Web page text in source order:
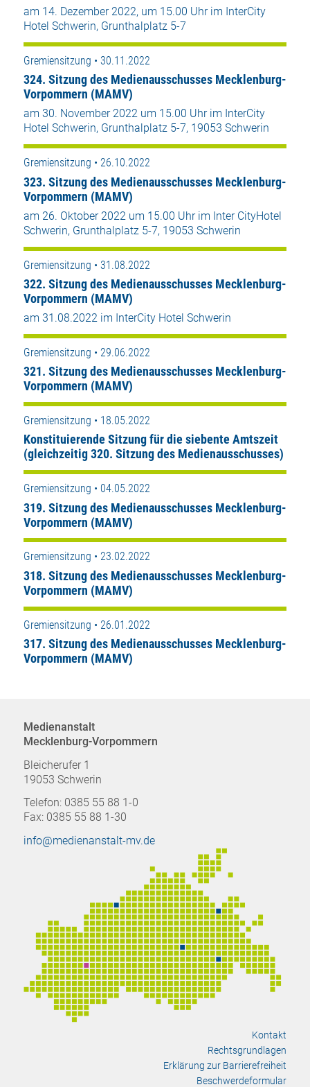
am 14. Dezember 2022, um 15.00 Uhr im InterCity
Hotel Schwerin, Grunthalplatz 5-7
Gremiensitzung • 30.11.2022
324. Sitzung des Medienausschusses Mecklenburg-
Vorpommern (MAMV)
am 30. November 2022 um 15.00 Uhr im InterCity
Hotel Schwerin, Grunthalplatz 5-7, 19053 Schwerin
Gremiensitzung • 26.10.2022
323. Sitzung des Medienausschusses Mecklenburg-
Vorpommern (MAMV)
am 26. Oktober 2022 um 15.00 Uhr im Inter CityHotel
Schwerin, Grunthalplatz 5-7, 19053 Schwerin
Gremiensitzung • 31.08.2022
322. Sitzung des Medienausschusses Mecklenburg-
Vorpommern (MAMV)
am 31.08.2022 im InterCity Hotel Schwerin
Gremiensitzung • 29.06.2022
321. Sitzung des Medienausschusses Mecklenburg-
Vorpommern (MAMV)
Gremiensitzung • 18.05.2022
Konstituierende Sitzung für die siebente Amtszeit
(gleichzeitig 320. Sitzung des Medienausschusses)
Gremiensitzung • 04.05.2022
319. Sitzung des Medienausschusses Mecklenburg-
Vorpommern (MAMV)
Gremiensitzung • 23.02.2022
318. Sitzung des Medienausschusses Mecklenburg-
Vorpommern (MAMV)
Gremiensitzung • 26.01.2022
317. Sitzung des Medienausschusses Mecklenburg-
Vorpommern (MAMV)
Medienanstalt
Mecklenburg-Vorpommern
Bleicherufer 1
19053 Schwerin
Telefon: 0385 55 88 1-0
Fax: 0385 55 88 1-30
info@medienanstalt-mv.de
Kontakt
Rechtsgrundlagen
Erklärung zur Barrierefreiheit
Beschwerdeformular